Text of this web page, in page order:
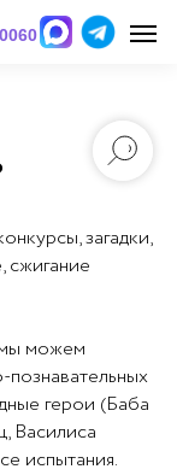
загадки,
сжигание
можем
познавательных
герои (Баба
Василиса
испытания.